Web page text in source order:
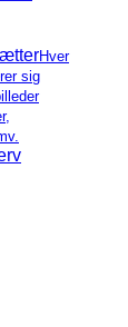
Hver
sig